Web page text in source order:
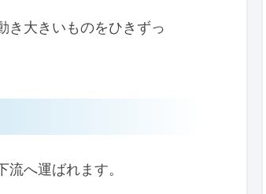
き大きいものをひきずっ
へ運ばれます。